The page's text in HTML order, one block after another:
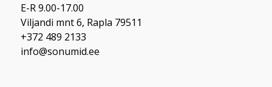
E-R 9.00-17.00
Viljandi mnt 6, Rapla 79511
+372 489 2133
info@sonumid.ee